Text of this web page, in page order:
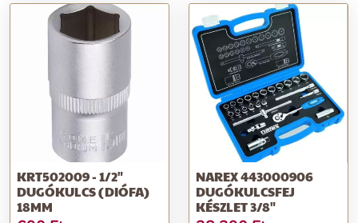
KRT502009 - 1/2"
DUGÓKULCS (DIÓFA)
18MM
NAREX 443000906
DUGÓKULCSFEJ
KÉSZLET 3/8"